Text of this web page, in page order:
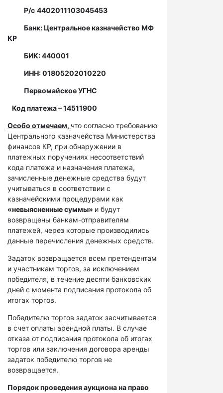
Р/с 4402011103045453
Банк: Центральное казначейство МФ
КР
БИК: 440001
ИНН: 01805202010220
Первомайское УГНС
Код платежа – 14511900
Особо отмечаем, что согласно требованию
Центрального казначейства Министерства
финансов КР, при обнаружении в
платежных поручениях несоответствий
кода платежа и назначения платежа,
зачисленные денежные средства будут
учитываться в соответствии с
казначейскими процедурами как
«невыясненные суммы» и будут
возвращены банкам-отправителям
платежей, через которые производились
данные перечисления денежных средств.
Задаток возвращается всем претендентам
и участникам торгов, за исключением
победителя, в течение десяти банковских
дней с момента подписания протокола об
итогах торгов.
Победителю торгов задаток засчитывается
в счет оплаты арендной платы. В случае
отказа от подписания протокола об итогах
торгов или заключения договора аренды
задаток победителю торгов не
возвращается.
Порядок проведения аукциона на право